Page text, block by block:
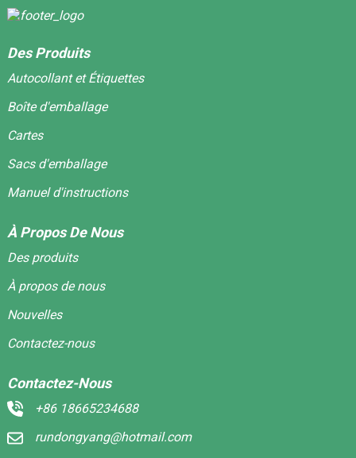
Des Produits
Autocollant et Étiquettes
Boîte d'emballage
Cartes
Sacs d'emballage
Manuel d'instructions
À Propos De Nous
Des produits
À propos de nous
Nouvelles
Contactez-nous
Contactez-Nous
+86 18665234688
rundongyang@hotmail.com